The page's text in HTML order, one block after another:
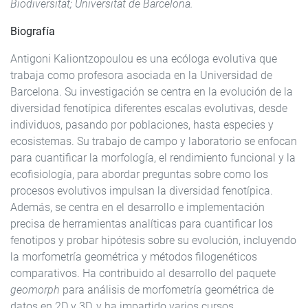
Biodiversitat; Universitat de Barcelona.
Biografía
Antigoni Kaliontzopoulou es una ecóloga evolutiva que
trabaja como profesora asociada en la Universidad de
Barcelona. Su investigación se centra en la evolución de la
diversidad fenotípica diferentes escalas evolutivas, desde
individuos, pasando por poblaciones, hasta especies y
ecosistemas. Su trabajo de campo y laboratorio se enfocan
para cuantificar la morfología, el rendimiento funcional y la
ecofisiología, para abordar preguntas sobre como los
procesos evolutivos impulsan la diversidad fenotípica.
Además, se centra en el desarrollo e implementación
precisa de herramientas analíticas para cuantificar los
fenotipos y probar hipótesis sobre su evolución, incluyendo
la morfometría geométrica y métodos filogenéticos
comparativos. Ha contribuido al desarrollo del paquete
geomorph para análisis de morfometría geométrica de